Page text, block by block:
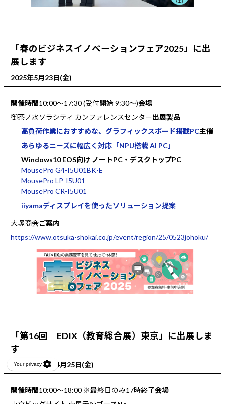
「春のビジネスイノベーションフェア2025」に出
展します
2025年5月23日(金)
開催時間10:00～17:30 (受付開始 9:30～)会場
御茶ノ水ソラシティ カンファレンスセンター出展製品
高負荷作業におすすめな、グラフィックスボード搭載PC
あらゆるニーズに幅広く対応「NPU搭載 AI PC」
Windows10 EOS向け ノートPC・デスクトップPC
MousePro G4-I5U01BK-E
MousePro LP-I5U01
MousePro CR-I5U01
iiyamaディスプレイを使ったソリューション提案
主催
大塚商会ご案内
https://www.otsuka-shokai.co.jp/event/region/25/0523johoku/
「第16回 EDIX（教育総合展）東京」に出展しま
す
4月23日(水)～4月25日(金)
開催時間10:00～18:00 ※最終日のみ17時終了会場